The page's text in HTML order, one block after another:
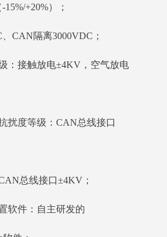
+20%）；
CAN隔离3000VDC；
：接触放电±4KV，空气放电
扰度等级：CAN总线接口
总线接口±4KV；
软件：自主研发的